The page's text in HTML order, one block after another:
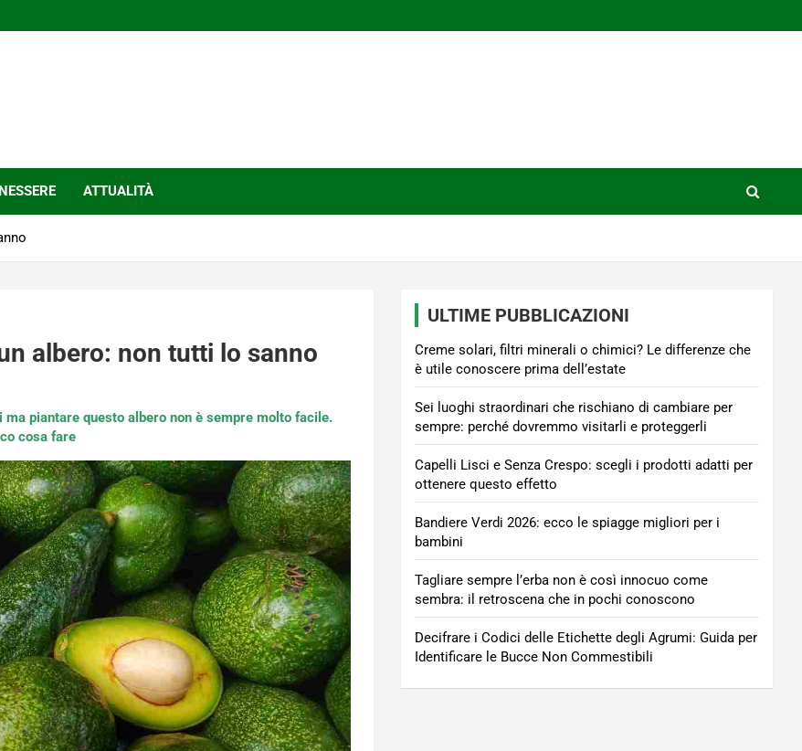
ATTUALITÀ
albero: non tutti lo sanno
piantare questo albero non è sempre molto facile.
cosa fare
ULTIME PUBBLICAZIONI
Creme solari, filtri minerali o chimici? Le differenze che
è utile conoscere prima dell’estate
Sei luoghi straordinari che rischiano di cambiare per
sempre: perché dovremmo visitarli e proteggerli
Capelli Lisci e Senza Crespo: scegli i prodotti adatti per
ottenere questo effetto
Bandiere Verdi 2026: ecco le spiagge migliori per i
bambini
Tagliare sempre l’erba non è così innocuo come
sembra: il retroscena che in pochi conoscono
Decifrare i Codici delle Etichette degli Agrumi: Guida per
Identificare le Bucce Non Commestibili